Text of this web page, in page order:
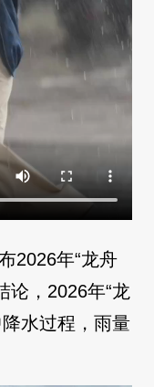
2026年“龙舟
论，2026年“龙
水过程，雨量